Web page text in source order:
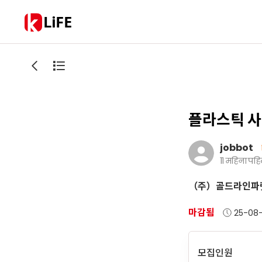
LiFE
플라스틱
jobbot
11 महिना
（주）골드라인
마감됨
25-
모집인원